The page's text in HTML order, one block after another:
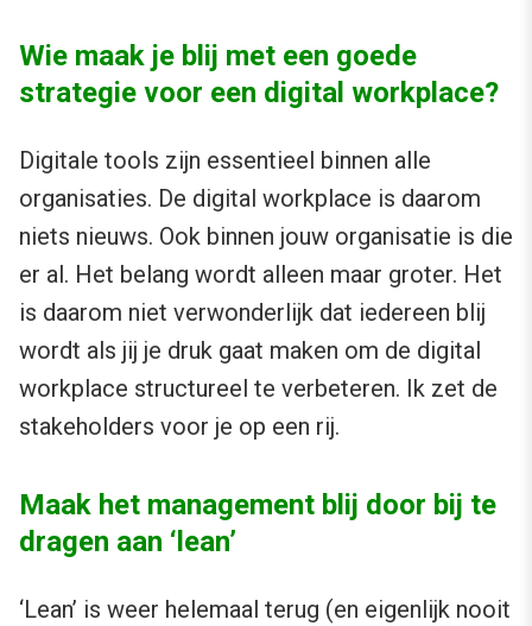
Wie maak je blij met een goede
strategie voor een digital workplace?
Digitale tools zijn essentieel binnen alle
organisaties. De digital workplace is daarom
niets nieuws. Ook binnen jouw organisatie is die
er al. Het belang wordt alleen maar groter. Het
is daarom niet verwonderlijk dat iedereen blij
wordt als jij je druk gaat maken om de digital
workplace structureel te verbeteren. Ik zet de
stakeholders voor je op een rij.
Maak het management blij door bij te
dragen aan ‘lean’
‘Lean’ is weer helemaal terug (en eigenlijk nooit